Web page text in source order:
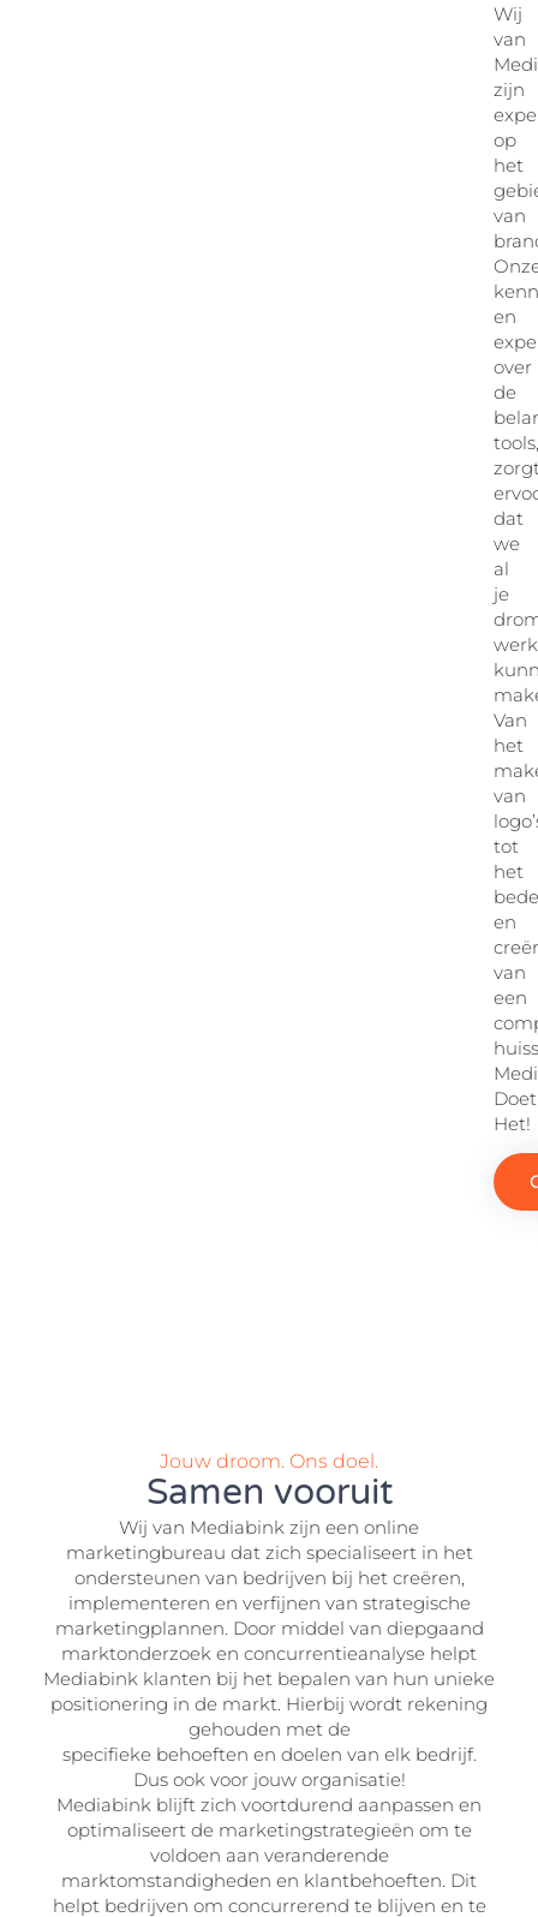
Wij
van
zijn
op
het
van
en
over
de
dat
we
al
je
Van
het
van
tot
het
en
van
een
Doet
Het!
Jouw droom. Ons doel.
Samen vooruit
Wij van Mediabink zijn een online
marketingbureau dat zich specialiseert in het
ondersteunen van bedrijven bij het creëren,
implementeren en verfijnen van strategische
marketingplannen. Door middel van diepgaand
marktonderzoek en concurrentieanalyse helpt
Mediabink klanten bij het bepalen van hun unieke
positionering in de markt. Hierbij wordt rekening
gehouden met de
specifieke behoeften en doelen van elk bedrijf.
Dus ook voor jouw organisatie!
Mediabink blijft zich voortdurend aanpassen en
optimaliseert de marketingstrategieën om te
voldoen aan veranderende
marktomstandigheden en klantbehoeften. Dit
helpt bedrijven om concurrerend te blijven en te